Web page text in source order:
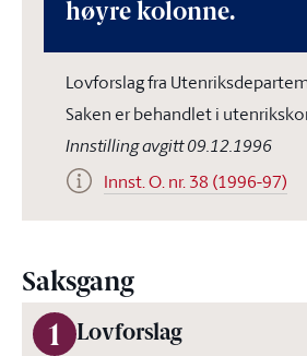
høyre kolonne.
Lovforslag fra
Saken er behandlet i
Innstilling avgitt 09.12.1996
Innst. O. nr. 38 (1996-97)
Saksgang
1 Lovforslag